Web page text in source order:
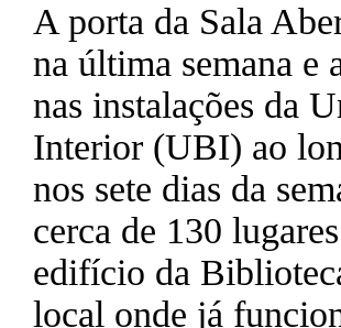
A porta da Sala
na última semana e
nas instalações da
Interior (UBI) ao
nos sete dias da
cerca de 130
edifício da
local onde já